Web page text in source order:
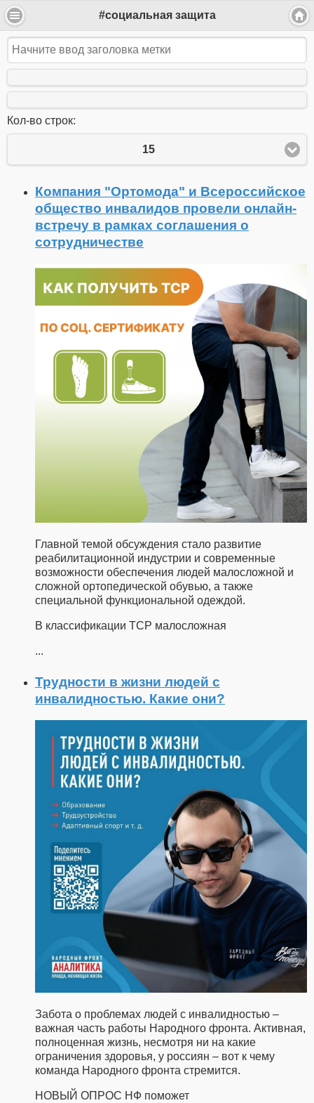
#социальная защита
Кол-во строк:
15
Компания "Ортомода" и Всероссийское
общество инвалидов провели онлайн-
встречу в рамках соглашения о
сотрудничестве
Главной темой обсуждения стало развитие
реабилитационной индустрии и современные
возможности обеспечения людей малосложной и
сложной ортопедической обувью, а также
специальной функциональной одеждой.
В классификации ТСР малосложная
...
Трудности в жизни людей с
инвалидностью. Какие они?
Забота о проблемах людей с инвалидностью –
важная часть работы Народного фронта. Активная,
полноценная жизнь, несмотря ни на какие
ограничения здоровья, у россиян – вот к чему
команда Народного фронта стремится.
НОВЫЙ ОПРОС НФ поможет